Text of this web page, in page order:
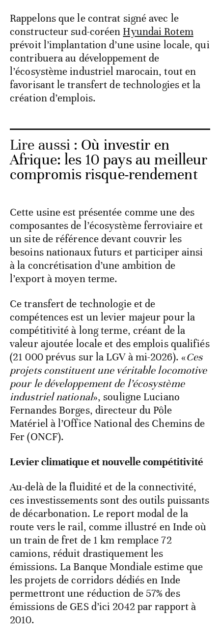
Rappelons que le contrat signé avec le
constructeur sud-coréen Hyundai Rotem
prévoit l’implantation d’une usine locale, qui
contribuera au développement de
l’écosystème industriel marocain, tout en
favorisant le transfert de technologies et la
création d’emplois.
Lire aussi : Où investir en
Afrique: les 10 pays au meilleur
compromis risque-rendement
Cette usine est présentée comme une des
composantes de l’écosystème ferroviaire et
un site de référence devant couvrir les
besoins nationaux futurs et participer ainsi
à la concrétisation d’une ambition de
l’export à moyen terme.
Ce transfert de technologie et de
compétences est un levier majeur pour la
compétitivité à long terme, créant de la
valeur ajoutée locale et des emplois qualifiés
(21 000 prévus sur la LGV à mi-2026). «Ces
projets constituent une véritable locomotive
pour le développement de l’écosystème
industriel national», souligne Luciano
Fernandes Borges, directeur du Pôle
Matériel à l’Office National des Chemins de
Fer (ONCF).
Levier climatique et nouvelle compétitivité
Au-delà de la fluidité et de la connectivité,
ces investissements sont des outils puissants
de décarbonation. Le report modal de la
route vers le rail, comme illustré en Inde où
un train de fret de 1 km remplace 72
camions, réduit drastiquement les
émissions. La Banque Mondiale estime que
les projets de corridors dédiés en Inde
permettront une réduction de 57% des
émissions de GES d’ici 2042 par rapport à
2010.